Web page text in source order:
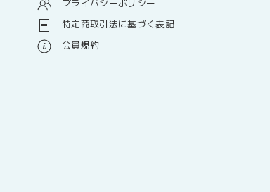
プライバシーポリシー
特定商取引法に基づく表記
会員規約